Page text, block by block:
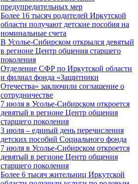
предупредительных мер
Более 16 тысяч родителей Иркутской
области получают детские пособия на
номинальные счета
В Усолье-Сибирском открылся девятый
в регионе Центр общения старшего
поколения
Отделение СФР по Иркутской области
и филиал фонда «Защитники
Отечества» заключили соглашение о
сотрудничестве
7 июля в Усолье-Сибирском откроется
девятый в регионе Центр общения
старшего поколения
3 июля – единый день перечисления
детских пособий Социального фонда
7 июля в Усолье-Сибирском откроется
девятый в регионе Центр общения
старшего поколения
Более 6 тысяч жительниц Иркутской